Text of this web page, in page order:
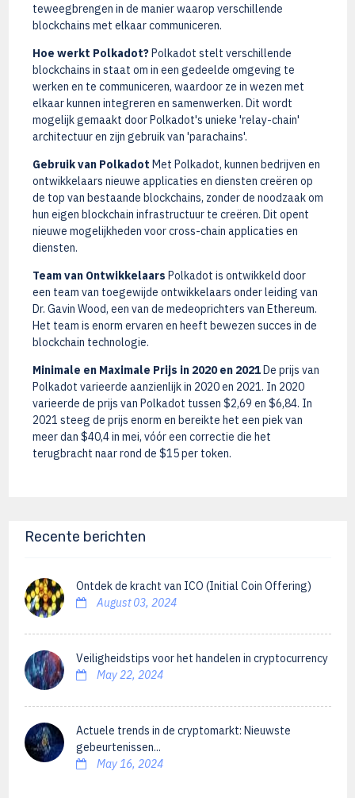
teweegbrengen in de manier waarop verschillende
blockchains met elkaar communiceren.
Hoe werkt Polkadot?Polkadot stelt verschillende
blockchains in staat om in een gedeelde omgeving te
werken en te communiceren, waardoor ze in wezen met
elkaar kunnen integreren en samenwerken. Dit wordt
mogelijk gemaakt door Polkadot's unieke 'relay-chain'
architectuur en zijn gebruik van 'parachains'.
Gebruik van Polkadot Met Polkadot, kunnen bedrijven en
ontwikkelaars nieuwe applicaties en diensten creëren op
de top van bestaande blockchains, zonder de noodzaak om
hun eigen blockchain infrastructuur te creëren. Dit opent
nieuwe mogelijkheden voor cross-chain applicaties en
diensten.
Team van Ontwikkelaars Polkadot is ontwikkeld door
een team van toegewijde ontwikkelaars onder leiding van
Dr. Gavin Wood, een van de medeoprichters van Ethereum.
Het team is enorm ervaren en heeft bewezen succes in de
blockchain technologie.
Minimale en Maximale Prijs in 2020 en 2021De prijs van
Polkadot varieerde aanzienlijk in 2020 en 2021. In 2020
varieerde de prijs van Polkadot tussen $2,69 en $6,84. In
2021 steeg de prijs enorm en bereikte het een piek van
meer dan $40,4 in mei, vóór een correctie die het
terugbracht naar rond de $15 per token.
Recente berichten
Ontdek de kracht van ICO (Initial Coin Offering)
August 03, 2024
Veiligheidstips voor het handelen in cryptocurrency
May 22, 2024
Actuele trends in de cryptomarkt: Nieuwste
gebeurtenissen...
May 16, 2024